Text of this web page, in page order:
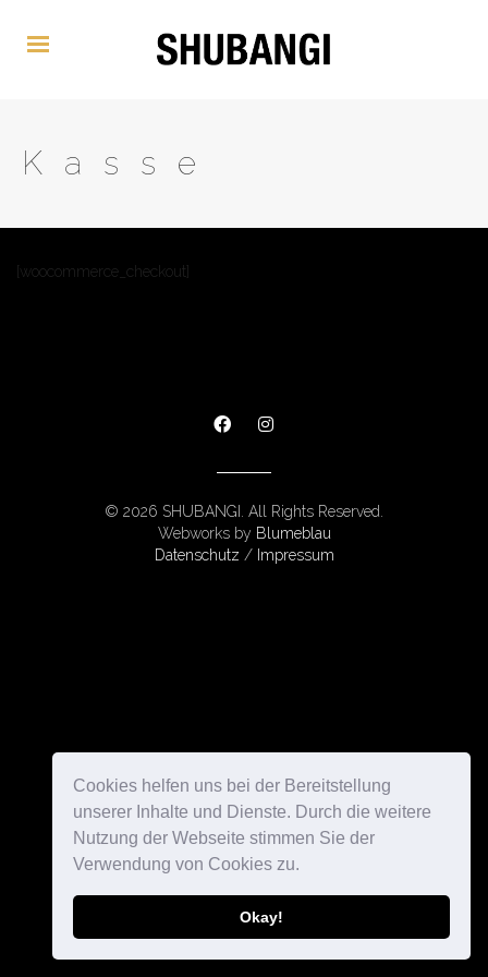
Cookies helfen uns bei der Bereitstellung
unserer Inhalte und Dienste. Durch die weitere
Nutzung der Webseite stimmen Sie der
Verwendung von Cookies zu.
Okay!
Kasse
[woocommerce_checkout]
© 2026 SHUBANGI. All Rights Reserved.
Webworks by Blumeblau
Datenschutz / Impressum